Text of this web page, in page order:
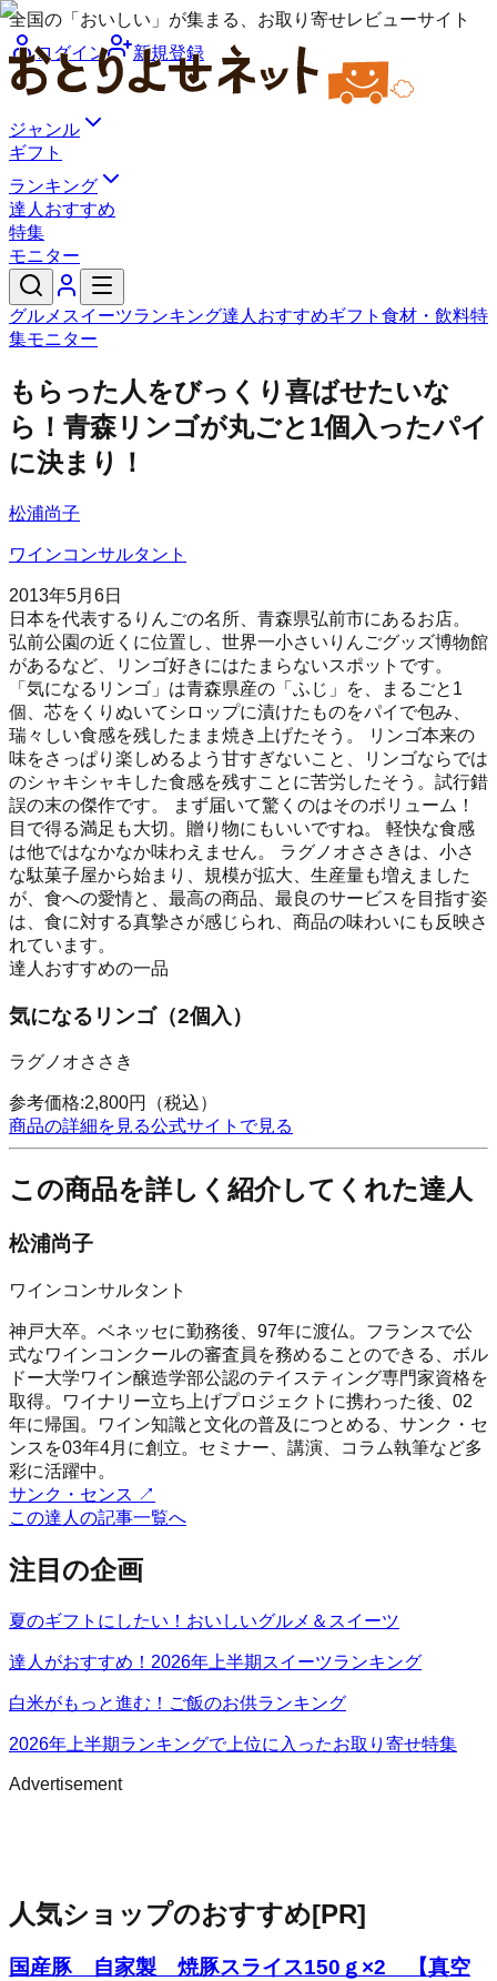
全国の「おいしい」が集まる、お取り寄せレビューサイト
ログイン
新規登録
ジャンル
ギフト
ランキング
達人おすすめ
特集
モニター
グルメ スイーツランキング達人おすすめギフト 食材・飲料特
集モニター
もらった人をびっくり喜ばせたいな
ら！青森リンゴが丸ごと1個入ったパイ
に決まり！
松浦尚子
ワインコンサルタント
2013年5月6日
日本を代表するりんごの名所、青森県弘前市にあるお店。
弘前公園の近くに位置し、世界一小さいりんごグッズ博物館
があるなど、リンゴ好きにはたまらないスポットです。
「気になるリンゴ」は青森県産の「ふじ」を、まるごと1
個、芯をくりぬいてシロップに漬けたものをパイで包み、
瑞々しい食感を残したまま焼き上げたそう。 リンゴ本来の
味をさっぱり楽しめるよう甘すぎないこと、リンゴならでは
のシャキシャキした食感を残すことに苦労したそう。試行錯
誤の末の傑作です。 まず届いて驚くのはそのボリューム！
目で得る満足も大切。贈り物にもいいですね。 軽快な食感
は他ではなかなか味わえません。 ラグノオささきは、小さ
な駄菓子屋から始まり、規模が拡大、生産量も増えました
が、食への愛情と、最高の商品、最良のサービスを目指す姿
は、食に対する真摯さが感じられ、商品の味わいにも反映さ
れています。
達人おすすめの一品
気になるリンゴ（2個入）
ラグノオささき
参考価格:2,800円
（税込）
商品の詳細を見る公式サイトで見る
この商品を詳しく紹介してくれた達人
松浦尚子
ワインコンサルタント
神戸大卒。ベネッセに勤務後、97年に渡仏。フランスで公
式なワインコンクールの審査員を務めることのできる、ボル
ドー大学ワイン醸造学部公認のテイスティング専門家資格を
取得。ワイナリー立ち上げプロジェクトに携わった後、02
年に帰国。ワイン知識と文化の普及につとめる、サンク・セ
ンスを03年4月に創立。セミナー、講演、コラム執筆など多
彩に活躍中。
サンク・センス ↗
この達人の記事一覧へ
注目の企画
夏のギフトにしたい！おいしいグルメ＆スイーツ
達人がおすすめ！2026年上半期スイーツランキング
白米がもっと進む！ご飯のお供ランキング
2026年上半期ランキングで上位に入ったお取り寄せ特集
Advertisement
人気ショップのおすすめ[PR]
国産豚 自家製 焼豚スライス150ｇ×2 【真空